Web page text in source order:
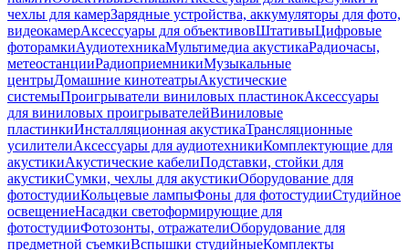
чехлы для камерЗарядные устройства, аккумуляторы для фото,
видеокамерАксессуары для объективовШтативыЦифровые
фоторамкиАудиотехникаМультимедиа акустикаРадиочасы,
метеостанцииРадиоприемникиМузыкальные
центрыДомашние кинотеатрыАкустические
системыПроигрыватели виниловых пластинокАксессуары
для виниловых проигрывателейВиниловые
пластинкиИнсталляционная акустикаТрансляционные
усилителиАксессуары для аудиотехникиКомплектующие для
акустикиАкустические кабелиПодставки, стойки для
акустикиСумки, чехлы для акустикиОборудование для
фотостудииКольцевые лампыФоны для фотостудииСтудийное
освещениеНасадки светоформирующие для
фотостудииФотозонты, отражателиОборудование для
предметной съемкиВспышки студийныеКомплекты